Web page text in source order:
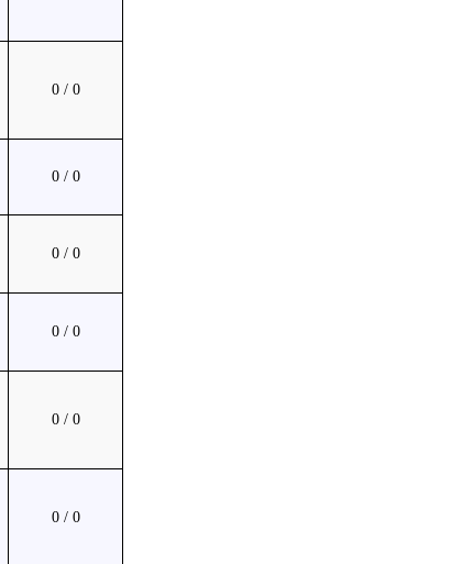
0 / 0
0 / 0
0 / 0
0 / 0
0 / 0
0 / 0